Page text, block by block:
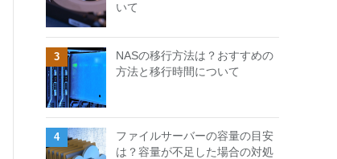
いて
NASの移行方法は？おすすめの
方法と移行時間について
ファイルサーバーの容量の目安
は？容量が不足した場合の対処